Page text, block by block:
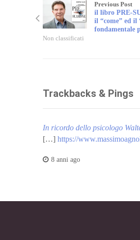
Previous Post
il libro PRE-
il “come” ed il
fondamentale
Non classificati
Trackbacks & Pings
In ricordo dello psicologo
[…] https://
8 anni ago